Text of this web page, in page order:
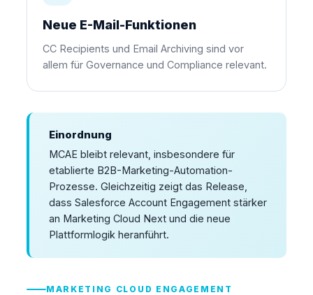
Neue E-Mail-Funktionen
CC Recipients und Email Archiving sind vor
allem für Governance und Compliance relevant.
Einordnung
MCAE bleibt relevant, insbesondere für
etablierte B2B-Marketing-Automation-
Prozesse. Gleichzeitig zeigt das Release,
dass Salesforce Account Engagement stärker
an Marketing Cloud Next und die neue
Plattformlogik heranführt.
MARKETING CLOUD ENGAGEMENT